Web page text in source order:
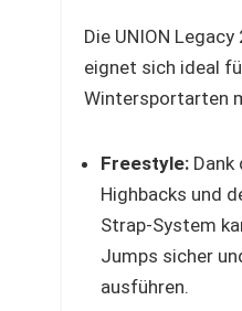
Die UNION
eignet sich ideal
Wintersportarten
Freestyle: Dank
Highbacks und
Strap-System
Jumps sicher
ausführen.